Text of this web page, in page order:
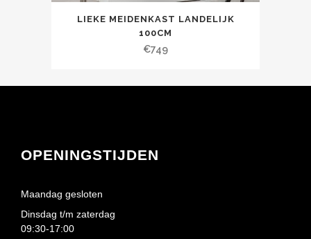
LIEKE MEIDENKAST LANDELIJK
100CM
€749
OPENINGSTIJDEN
Maandag gesloten
Dinsdag t/m zaterdag
09:30-17:00